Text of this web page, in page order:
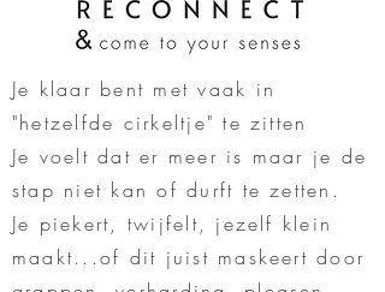
Je klaar bent met vaak in
"hetzelfde cirkeltje" te zitten
Je voelt dat er meer is maar je de
stap niet kan of durft te zetten.
Je piekert, twijfelt, jezelf klein
maakt...of dit juist maskeert door